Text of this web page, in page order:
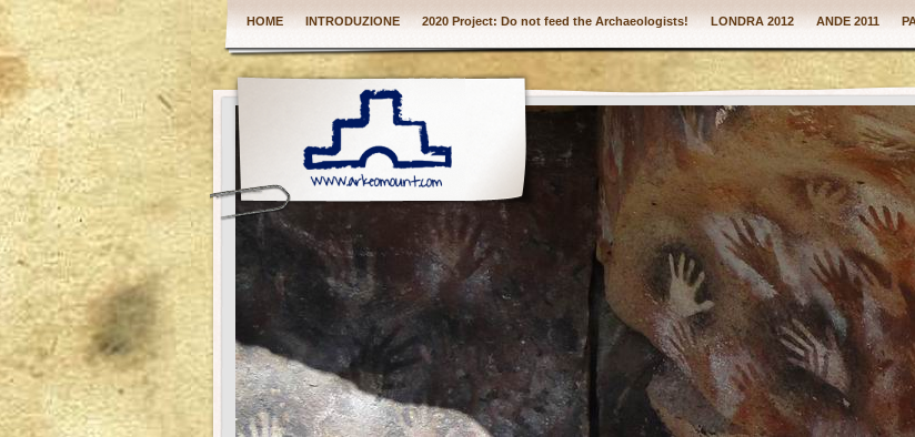
HOME INTRODUZIONE 2020 Project: Do not feed the Archaeologists! LONDRA 2012 ANDE 2011